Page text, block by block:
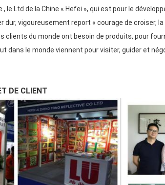
le Ltd de la Chine « Hefei », qui est pour le
dur, vigoureusement report « courage de
clients du monde ont besoin de produits, pour
dans le monde viennent pour visiter, guider et
DE CLIENT